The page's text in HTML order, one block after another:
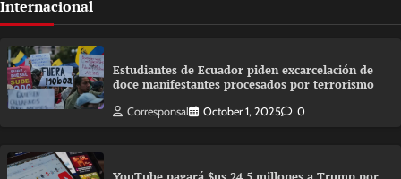
Internacional
Estudiantes de Ecuador piden excarcelación de
doce manifestantes procesados por terrorismo
Corresponsal October 1, 2025 0